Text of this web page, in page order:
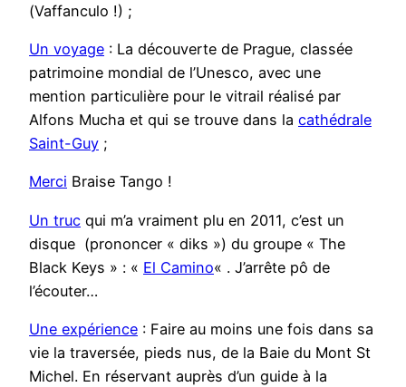
(Vaffanculo !) ;
Un voyage : La découverte de Prague, classée
patrimoine mondial de l’Unesco, avec une
mention particulière pour le vitrail réalisé par
Alfons Mucha et qui se trouve dans la cathédrale
Saint-Guy ;
Merci Braise Tango !
Un truc qui m’a vraiment plu en 2011, c’est un
disque (prononcer « diks ») du groupe « The
Black Keys » : « El Camino« . J’arrête pô de
l’écouter…
Une expérience : Faire au moins une fois dans sa
vie la traversée, pieds nus, de la Baie du Mont St
Michel. En réservant auprès d’un guide à la